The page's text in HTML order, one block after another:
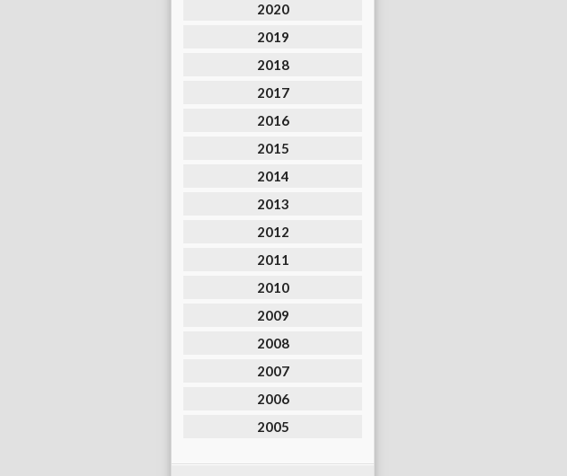
2020
2019
2018
2017
2016
2015
2014
2013
2012
2011
2010
2009
2008
2007
2006
2005